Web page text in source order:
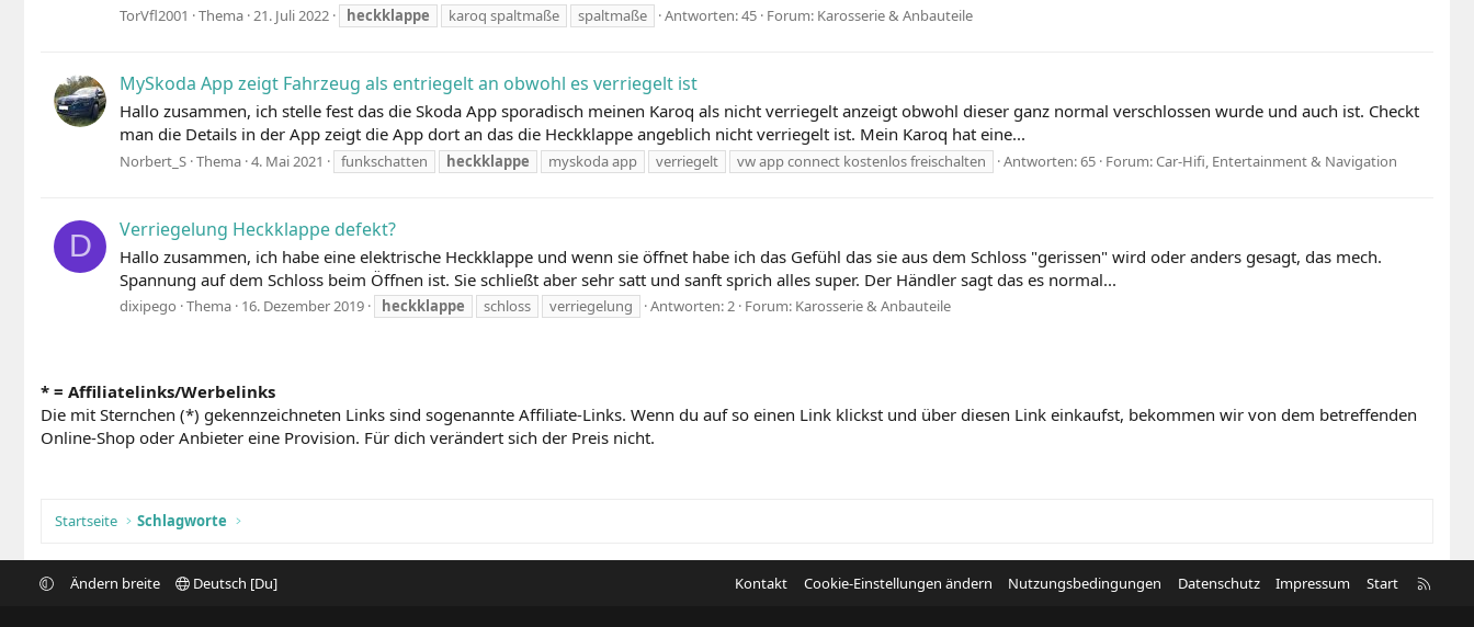
TorVfl2001 Thema 21. Juli 2022 heckklappe karoq spaltmaße spaltmaße Antworten: 45 Forum: Karosserie & Anbauteile
MySkoda App zeigt Fahrzeug als entriegelt an obwohl es verriegelt ist
Hallo zusammen, ich stelle fest das die Skoda App sporadisch meinen Karoq als nicht verriegelt anzeigt obwohl dieser ganz normal verschlossen wurde und auch ist. Checkt
man die Details in der App zeigt die App dort an das die Heckklappe angeblich nicht verriegelt ist. Mein Karoq hat eine...
Norbert_S Thema 4. Mai 2021 funkschatten heckklappe myskoda app verriegelt vw app connect kostenlos freischalten Antworten: 65 Forum:Car-Hifi, Entertainment & Navigation
D Verriegelung Heckklappe defekt?
Hallo zusammen, ich habe eine elektrische Heckklappe und wenn sie öffnet habe ich das Gefühl das sie aus dem Schloss "gerissen" wird oder anders gesagt, das mech.
Spannung auf dem Schloss beim Öffnen ist. Sie schließt aber sehr satt und sanft sprich alles super. Der Händler sagt das es normal...
dixipego Thema 16. Dezember 2019 heckklappe schloss verriegelung Antworten: 2 Forum: Karosserie & Anbauteile
* = Affiliatelinks/Werbelinks
Die mit Sternchen (*) gekennzeichneten Links sind sogenannte Affiliate-Links. Wenn du auf so einen Link klickst und über diesen Link einkaufst, bekommen wir von dem betreffenden
Online-Shop oder Anbieter eine Provision. Für dich verändert sich der Preis nicht.
Startseite Schlagworte
Ändern breite Deutsch [Du] Kontakt Cookie-Einstellungen ändern Nutzungsbedingungen Datenschutz Impressum Start